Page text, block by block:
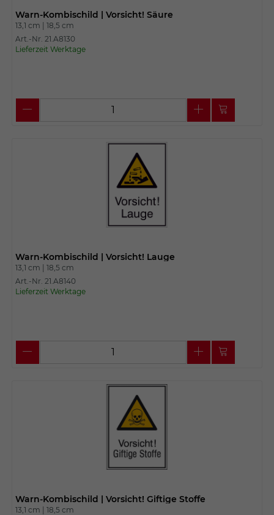
Warn-Kombischild | Vorsicht! Säure
13,1 cm | 18,5 cm
Art.-Nr. 21.A8130
Lieferzeit Werktage
Warn-Kombischild | Vorsicht! Lauge
13,1 cm | 18,5 cm
Art.-Nr. 21.A8140
Lieferzeit Werktage
Warn-Kombischild | Vorsicht! Giftige Stoffe
13,1 cm | 18,5 cm